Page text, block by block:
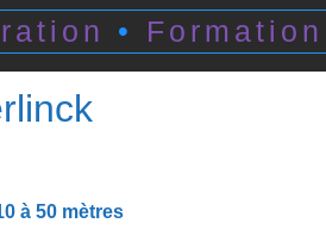
• Formation
à 50 mètres